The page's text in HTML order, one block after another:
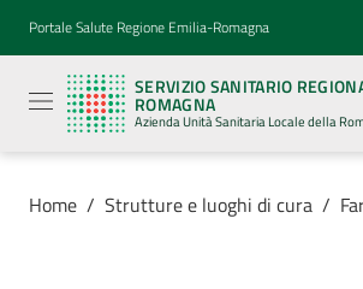
Vai al contenuto
Vai alla navigazione
Vai al footer
Portale Salute Regione Emilia-Romagna
SERVIZIO SANITARIO
ROMAGNA
Azienda Unità Sanitaria Locale della
Sanitario
Regionale
Emilia-
Romagna
Azienda
Sanitaria
Locale della
Home / Strutture e luoghi di cura /